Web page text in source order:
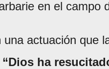
en el campo
una actuación que
“Dios ha